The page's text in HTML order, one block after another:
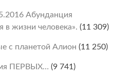
Абунданция
в жизни человека». (11 309)
с планетой Алион (11 250)
ПЕРВЫХ… (9 741)